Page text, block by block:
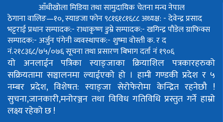
आँधीखोला मिडिया तथा सामुदायिक चेतना मन्च नेपाल
ठेगाना वालिङ—१०, स्याङजा फोन ९८१६१८१६८८अध्यक्ष: - देवेन्द्र प्रसाद
भट्टराईप्रधान सम्पादक:- राधाकृष्ण डुम्रेसम्पादक:- खगिन्द्र पौडेलग्राफिक्स
सम्पादक:- अर्जुन पंगेनीव्यवस्थापक:- शुष्मा वोस्तीक. र द
नं.२१८३६८/७५/०७६सूचना तथा प्रसारण बिभाग दर्ता नं १९०६
यो अनलाईन पत्रिका स्याङ्जाका क्रियाशिल पत्रकारहरुको
सक्रियतामा सञ्चालनमा ल्याईएको हो । हामी गण्डकी प्रदेश र ५
नम्बर प्रदेश, विशेषत: स्याङ्जा सेरोफेरोमा केन्द्रित रहनेछौ !
सुचना,जानकारी,मनोरञ्जन तथा विविध गतिविधि प्रस्तुत गर्ने हाम्रो
लक्ष्य रहेको छ !